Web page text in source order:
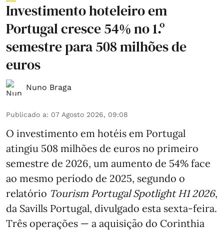
Investimento hoteleiro em
Portugal cresce 54% no 1.º
semestre para 508 milhões de
euros
Nuno Braga
Publicado a: 07 Agosto 2026, 09:08
O investimento em hotéis em Portugal
atingiu 508 milhões de euros no primeiro
semestre de 2026, um aumento de 54% face
ao mesmo período de 2025, segundo o
relatório Tourism Portugal Spotlight H1 2026,
da Savills Portugal, divulgado esta sexta-feira.
Três operações — a aquisição do Corinthia